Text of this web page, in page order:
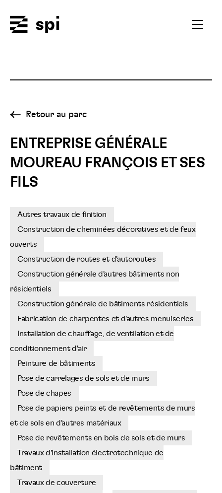
Ouvrir
Retour au parc
ENTREPRISE GÉNÉRALE
MOUREAU FRANÇOIS ET SES
FILS
Autres travaux de finition
Construction de cheminées décoratives et de feux
ouverts
Construction de routes et d'autoroutes
Construction générale d'autres bâtiments non
résidentiels
Construction générale de bâtiments résidentiels
Fabrication de charpentes et d'autres menuiseries
Installation de chauffage, de ventilation et de
conditionnement d'air
Peinture de bâtiments
Pose de carrelages de sols et de murs
Pose de chapes
Pose de papiers peints et de revêtements de murs
et de sols en d'autres matériaux
Pose de revêtements en bois de sols et de murs
Travaux d'installation électrotechnique de
bâtiment
Travaux de couverture